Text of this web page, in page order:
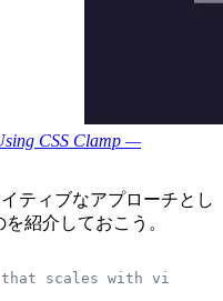
CSS Clamp —
ティブなアプローチとし
紹介しておこう。
scales with